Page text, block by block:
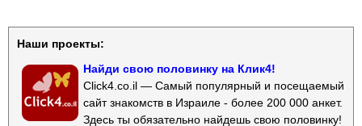
Наши проекты:
Найди свою половинку на Клик4!
Click4.co.il — Самый популярный и посещаемый
сайт знакомств в Израиле - более 200 000 анкет.
Здесь ты обязательно найдешь свою половинку!